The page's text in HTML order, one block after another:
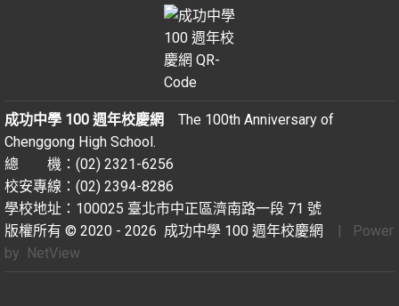
成功中學 100 週年校慶網
The 100th Anniversary of
Chenggong High School.
總 機：(02) 2321-6256
校安專線：(02) 2394-8286
學校地址：100025 臺北市中正區濟南路一段 71 號
版權所有 © 2020 - 2026 成功中學 100 週年校慶網
| Power
by NetView